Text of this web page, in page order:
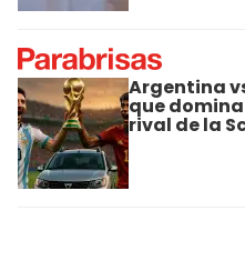
Argentina
que
rival de la